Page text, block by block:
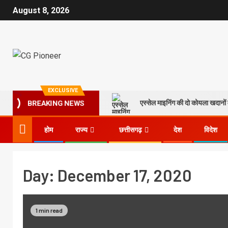
August 8, 2026
EXCLUSIVE
BREAKING NEWS एस्सेल माइनिंग की दो कोयला खदानों
होम राज्य छत्तीसगढ़ देश विदेश
Day: December 17, 2020
1 min read